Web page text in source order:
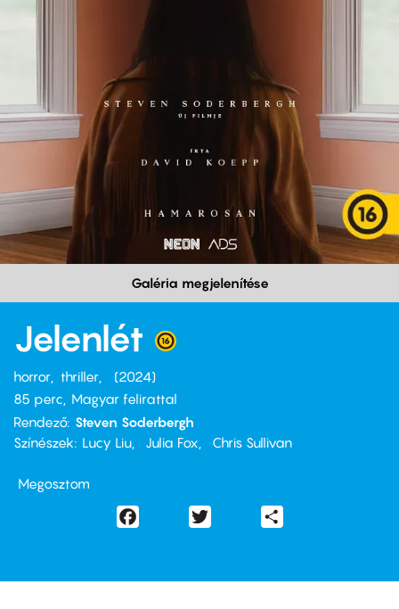
Galéria megjelenítése
Jelenlét
horror thriller
2024
85 perc,
Magyar felirattal
Rendező Steven Soderbergh
Színészek
Lucy Liu Julia Fox Chris Sullivan
Megosztom
Facebook